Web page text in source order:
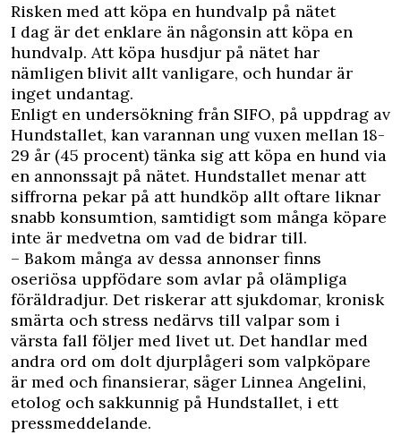
Risken med att köpa en hundvalp på nätet
I dag är det enklare än någonsin att köpa en
hundvalp. Att köpa husdjur på nätet har
nämligen blivit allt vanligare, och hundar är
inget undantag.
Enligt en undersökning från SIFO, på uppdrag av
Hundstallet, kan varannan ung vuxen mellan 18-
29 år (45 procent) tänka sig att köpa en hund via
en annonssajt på nätet. Hundstallet menar att
siffrorna pekar på att hundköp allt oftare liknar
snabb konsumtion, samtidigt som många köpare
inte är medvetna om vad de bidrar till.
– Bakom många av dessa annonser finns
oseriösa uppfödare som avlar på olämpliga
föräldradjur. Det riskerar att sjukdomar, kronisk
smärta och stress nedärvs till valpar som i
värsta fall följer med livet ut. Det handlar med
andra ord om dolt djurplågeri som valpköpare
är med och finansierar, säger Linnea Angelini,
etolog och sakkunnig på Hundstallet, i ett
pressmeddelande.